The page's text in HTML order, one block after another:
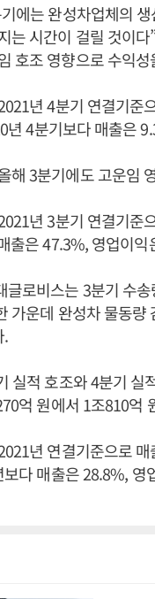
에는 완성차업체의
는 시간이 걸릴 것이
호조 영향으로 수익
년 4분기 연결기준
년 4분기보다 매출은
해 3분기에도 고운임
년 3분기 연결기준
출은 47.3%, 영업이
글로비스는 3분기 수
가운데 완성차 물동
.
실적 호조와 4분기 실
억 원에서 1조810억
년 연결기준으로
다 매출은 28.8%,